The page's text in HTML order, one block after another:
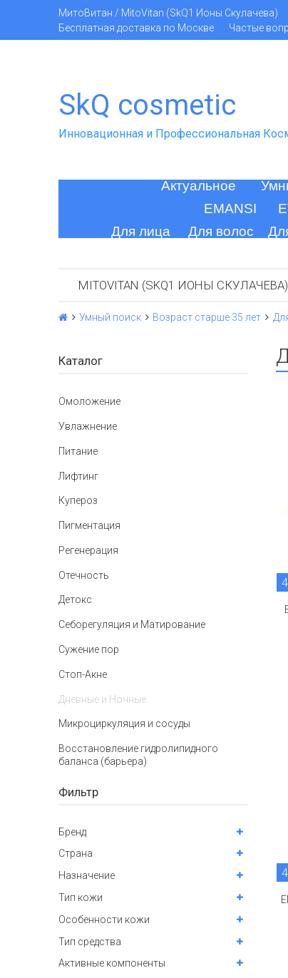
МитоВитан / MitoVitan (SkQ1 Ионы Скулачева)
Бесплатная доставка по Москве
Частые
SkQ cosmetic
Инновационная и Профессиональная
Актуальное
EMANSI
Для лица
Для волос
MITOVITAN (SKQ1 ИОНЫ СКУЛАЧЕВА)
Умный поиск Возраст старше 35 лет
Каталог
Омоложение
Увлажнение
Питание
Лифтинг
Купероз
Пигментация
Регенерация
Отечность
Детокс
Себорегуляция и Матирование
Сужение пор
Стоп-Акне
Дневные и Ночные
Микроциркуляция и сосуды
Восстановление гидролипидного
баланса (барьера)
Фильтр
Бренд
Страна
Назначение
Тип кожи
Особенности кожи
Тип средства
Активные компоненты